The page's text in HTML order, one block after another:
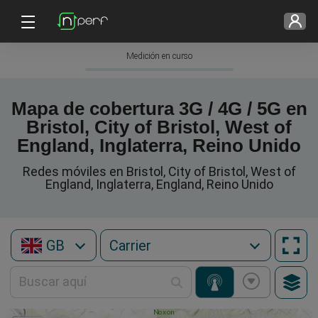
Medición en curso
Mapa de cobertura 3G / 4G / 5G en
Bristol, City of Bristol, West of
England, Inglaterra, Reino Unido
Redes móviles en Bristol, City of Bristol, West of
England, Inglaterra, England, Reino Unido
GB